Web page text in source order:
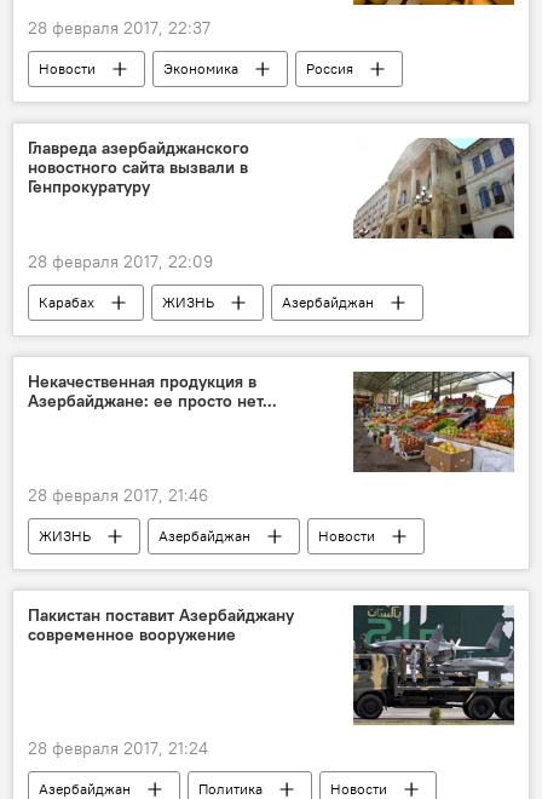
28 февраля 2017, 22:37
Новости Экономика
Россия
Турция
Россия
Институт статистики Турции (TÜİK)
Товарооборот
экспорт отношения
Главреда азербайджанского
новостного сайта вызвали в
Генпрокуратуру
28 февраля 2017, 22:09
Карабах ЖИЗНЬ
Азербайджан
Новости
Генпрокуратура АР
закон
Предупреждение
Меры
главный редактор
информация
Некачественная продукция в
Азербайджане: ее просто нет...
28 февраля 2017, 21:46
ЖИЗНЬ Азербайджан
Новости
Экономика
Аббас Алиев
Министерство экономики АР
Проверки
предприниматели
Обращения
Пакистан поставит Азербайджану
современное вооружение
28 февраля 2017, 21:24
Азербайджан Политика
Новости